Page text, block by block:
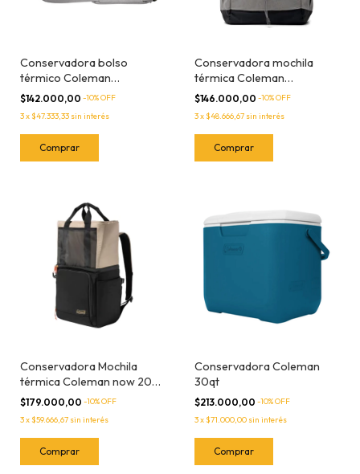
Conservadora bolso
térmico Coleman
backroads morral 30 latas
$142.000,00 -10% OFF
3x$47.333,33 sin interés
Conservadora mochila
térmica Coleman
backroads 22 lt
$146.000,00 -10% OFF
3x$48.666,67 sin interés
Conservadora Mochila
térmica Coleman now 20
latas
$179.000,00 -10% OFF
3x$59.666,67 sin interés
Conservadora Coleman
30qt
$213.000,00 -10% OFF
3x$71.000,00 sin interés